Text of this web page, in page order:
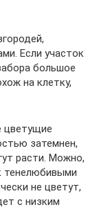
Если участок
большое
на клетку,
цветущие
затемнен,
расти. Можно,
тенелюбивыми
не цветут,
с низким